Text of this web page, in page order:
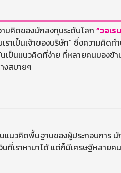
มคิดของนักลงทุนระดับโลก “วอเ
เป็นเจ้าของบริษัท” ซึ่งความคิดทำ
ป็นแนวคิดที่ง่าย ที่หลายคนมองข้า
งสบายๆ
ป็นแนวคิดพื้นฐานของผู้ประกอบการ
นที่เราหามาได้ แต่ก็มีเศรษฐีหลาย